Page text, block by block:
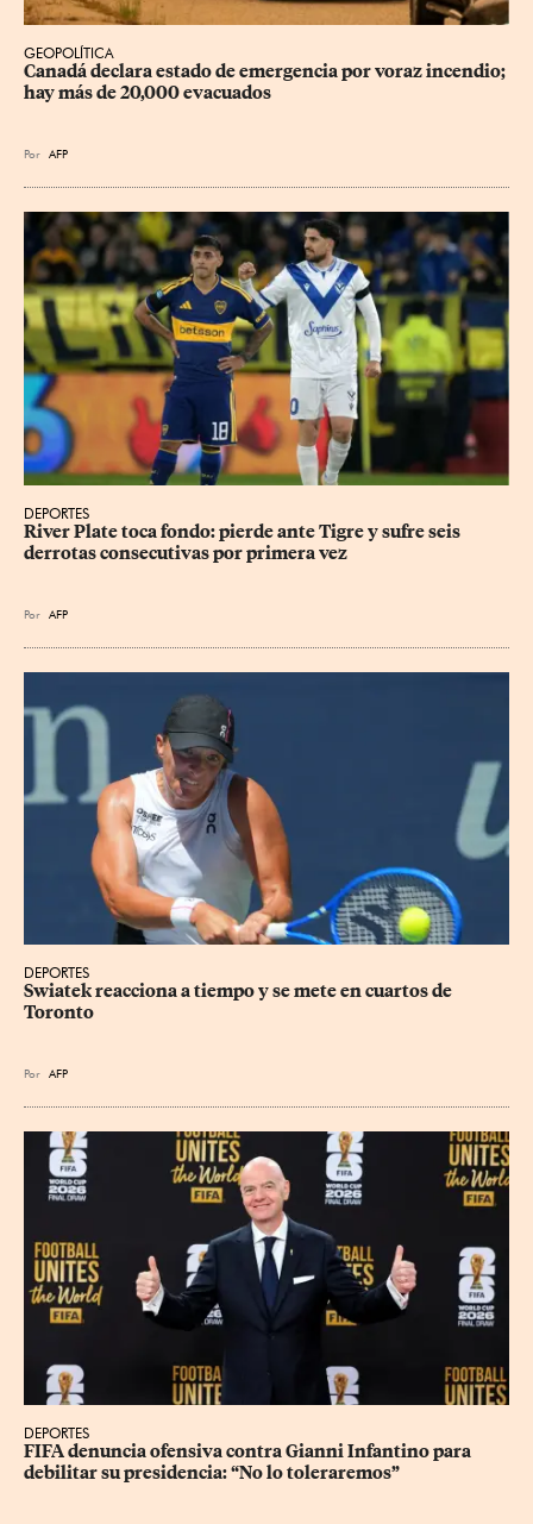
GEOPOLÍTICA
Canadá declara estado de emergencia por voraz incendio;
hay más de 20,000 evacuados
Por AFP
DEPORTES
River Plate toca fondo: pierde ante Tigre y sufre seis
derrotas consecutivas por primera vez
Por AFP
DEPORTES
Swiatek reacciona a tiempo y se mete en cuartos de
Toronto
Por AFP
DEPORTES
FIFA denuncia ofensiva contra Gianni Infantino para
debilitar su presidencia: “No lo toleraremos”